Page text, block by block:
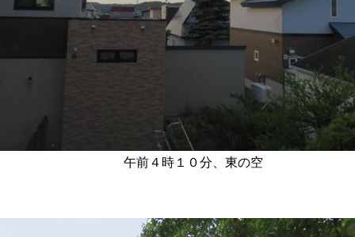
午前４時１０分、東の空